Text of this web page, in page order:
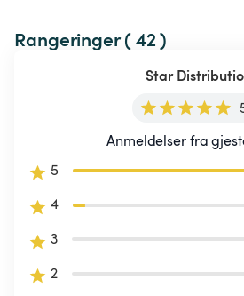
Rangeringer ( 42 )
Star
Anmeldelser fra
5
4
3
2